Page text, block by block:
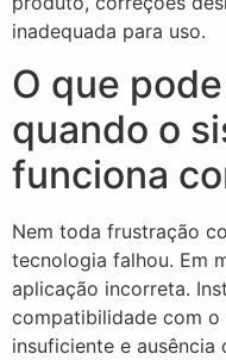
inadequada para uso.
O que
quando o
funciona
Nem toda frustração
tecnologia falhou. Em
aplicação incorreta.
compatibilidade com
insuficiente e